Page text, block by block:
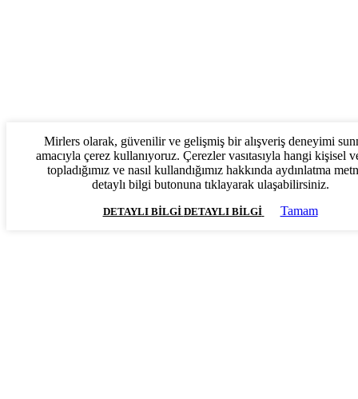
Mirlers olarak, güvenilir ve gelişmiş bir alışveriş deneyimi
amacıyla çerez kullanıyoruz. Çerezler vasıtasıyla hangi kişisel
topladığımız ve nasıl kullandığımız hakkında aydınlatma
detaylı bilgi butonuna tıklayarak ulaşabilirsiniz.
DETAYLI BILGI DETAYLI BILGI Tamam